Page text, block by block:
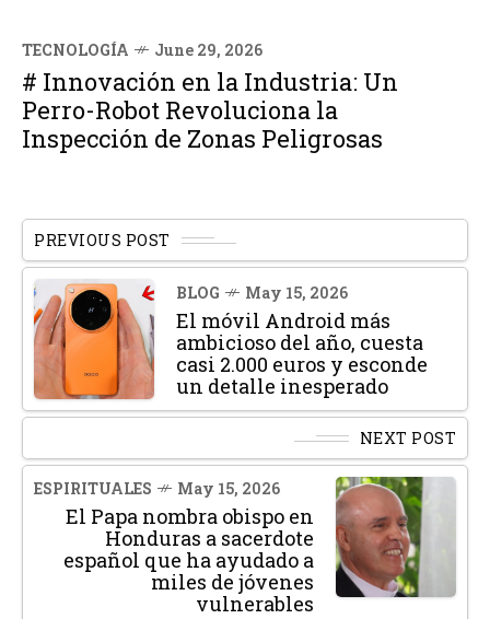
TECNOLOGÍA June 29, 2026
# Innovación en la Industria: Un
Perro-Robot Revoluciona la
Inspección de Zonas Peligrosas
PREVIOUS POST
BLOG May 15, 2026
El móvil Android más
ambicioso del año, cuesta
casi 2.000 euros y esconde
un detalle inesperado
NEXT POST
ESPIRITUALES May 15, 2026
El Papa nombra obispo en
Honduras a sacerdote
español que ha ayudado a
miles de jóvenes
vulnerables